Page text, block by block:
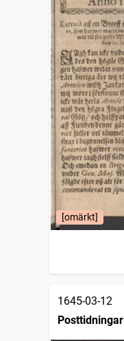
[omärkt]
1645-03-12
Posttidningar